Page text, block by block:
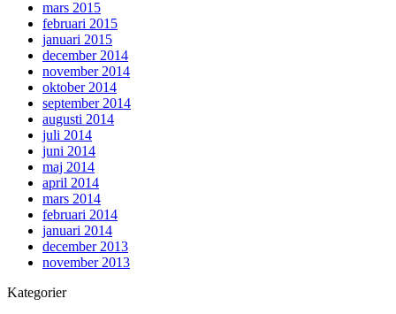
mars 2015
februari 2015
januari 2015
december 2014
november 2014
oktober 2014
september 2014
augusti 2014
juli 2014
juni 2014
maj 2014
april 2014
mars 2014
februari 2014
januari 2014
december 2013
november 2013
Kategorier